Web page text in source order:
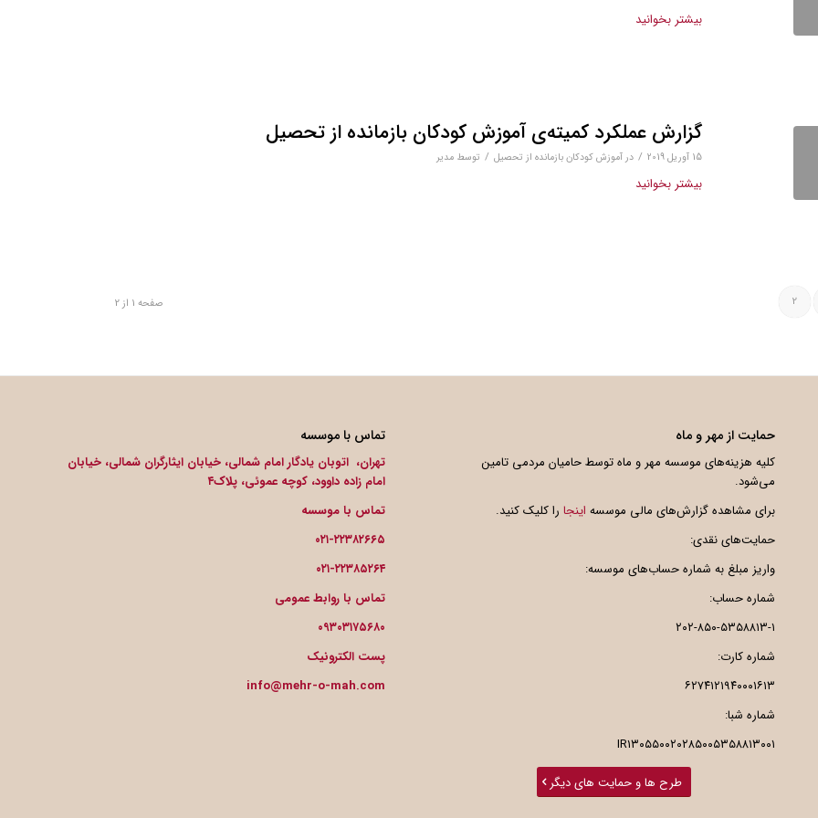
بیشتر بخوانید
گزارش عملکرد کمیته‌ی آموزش کودکان بازمانده از تحصیل
15 آوریل 2019 / در آموزش کودکان بازمانده از تحصیل / توسط مدیر
بیشتر بخوانید
صفحه 1 از 2 2
حمایت از مهر و ماه
کلیه هزینه‌های موسسه مهر و ماه توسط حامیان مردمی تامین
می‌شود.
برای مشاهده گزارش‌های مالی موسسه اینجارا کلیک کنید.
حمایت‌های نقدی:
واریز مبلغ به شماره حساب‌های موسسه:
شماره حساب:
۲۰۲-۸۵۰-۵۳۵۸۸۱۳-۱
شماره کارت:
۶۲۷۴۱۲۱۹۴۰۰۰۱۶۱۳
شماره شبا:
IR۱۳۰۵۵۰۰۲۰۲۸۵۰۰۵۳۵۸۸۱۳۰۰۱
طرح ها و حمایت های دیگر
تماس با موسسه
تهران، اتوبان یادگار امام شمالی، خیابان ایثارگران شمالی، خیابان
امام زاده داوود، کوچه عموئی، پلاک۴
تماس با موسسه
۰۲۱-۲۲۳۸۲۶۶۵
۰۲۱-۲۲۳۸۵۲۶۴
تماس با روابط عمومی
۰۹۳۰۳۱۷۵۶۸۰
پست الکترونیک
info@mehr-o-mah.com